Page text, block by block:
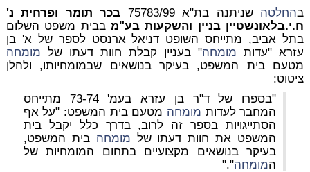
בהחלטה שניתנה בת"א 75783/99
בכר תומר ופרחית נ'
ח.י.בלאונשטיין בניין והשקעות בע"מ בבית משפט השלום
בתל אביב, מתייחס השופט דניאל ארנסט לספר של א' בן
עזרא "עדות מומחה" בעניין קבלת חוות דעתו של מומחה
מטעם בית המשפט, בעיקר בנושאים שבמומחיותו, ולהלן
ציטוט:
"בספרו של ד"ר בן עזרא בעמ' 73-74 מתייחס
המחבר לעדות מומחה מטעם בית המשפט: "על אף
הסתייגויות בספר זה לרוב, בדרך כלל יקבל בית
המשפט את חוות דעתו של מומחה בית המשפט,
בעיקר בנושאים מקצועיים בתחום המומחיות של
המומחה"."